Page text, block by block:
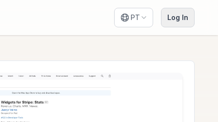
PT Log In